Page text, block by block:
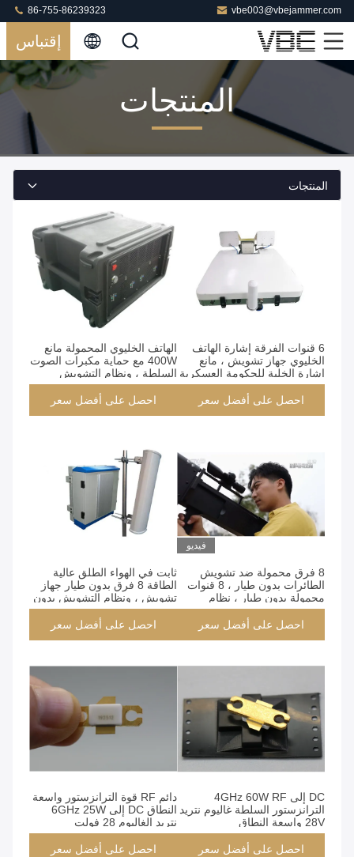
vbe003@vbejammer.com
86-755-86239323
إقتباس
المنتجات
المنتجات
6 قنوات الفرقة إشارة الهاتف
الخليوي جهاز تشويش ، مانع
إشارة الخلية للحكومة العسكرية
احصل على أفضل سعر
الهاتف الخليوي المحمولة مانع
400W مع حماية مكبرات الصوت
السلطة ، ونظام التشويش
المحمولة عالية الطاقة ، جهاز
تشويش المحمولة
احصل على أفضل سعر
فيديو
8 فرق محمولة ضد تشويش
الطائرات بدون طيار ، 8 قنوات
محمولة بدون طيار ، نظام
تشويش محمول ضد الطائرات
بدون طيار ، مشوشات بدون
احصل على أفضل سعر
ثابت في الهواء الطلق عالية
الطاقة 8 فرق بدون طيار جهاز
تشويش ، ونظام التشويش بدون
طيار في الهواء الطلق للماء مع
كشف الرادار
احصل على أفضل سعر
DC إلى 4GHz 60W RF
الترانزستور السلطة غاليوم نتريد
28V واسعة النطاق
الترانزستورات GaN عالية
الطاقةاحصل على أفضل سعر
دائم RF قوة الترانزستور واسعة
النطاق DC إلى 6GHz 25W
نتريد الغاليوم 28 فولت
احصل على أفضل سعر